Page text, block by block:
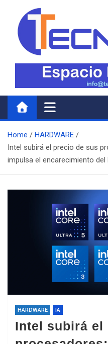
content
Tecno
Todo lo nuevo en Tecnología
Home
HARDWARE
Intel subirá el precio de sus
impulsa el encarecimiento del
HARDWARE IA
Intel subirá el